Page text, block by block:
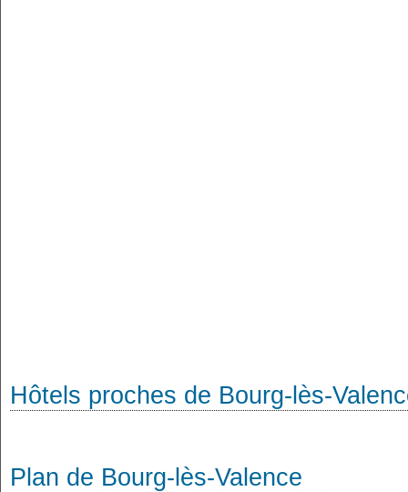
Hôtels proches de Bourg-lès-
Plan de Bourg-lès-Valence